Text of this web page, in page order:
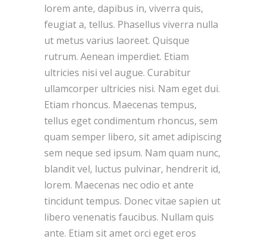
lorem ante, dapibus in, viverra quis,
feugiat a, tellus. Phasellus viverra nulla
ut metus varius laoreet. Quisque
rutrum. Aenean imperdiet. Etiam
ultricies nisi vel augue. Curabitur
ullamcorper ultricies nisi. Nam eget dui.
Etiam rhoncus. Maecenas tempus,
tellus eget condimentum rhoncus, sem
quam semper libero, sit amet adipiscing
sem neque sed ipsum. Nam quam nunc,
blandit vel, luctus pulvinar, hendrerit id,
lorem. Maecenas nec odio et ante
tincidunt tempus. Donec vitae sapien ut
libero venenatis faucibus. Nullam quis
ante. Etiam sit amet orci eget eros